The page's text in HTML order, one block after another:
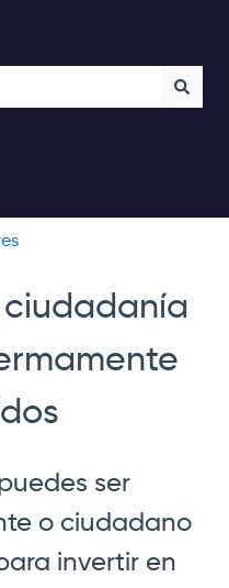
ciudadanía
ser
o ciudadano
invertir en